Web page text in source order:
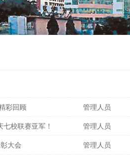
彩回顾 管理人员
校联赛亚军！
管理人员
大会
管理人员